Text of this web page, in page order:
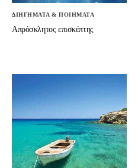
ΔΙΗΓΗΜΑΤΑ & ΠΟΙΗΜΑΤΑ
Απρόσκλητος επισκέπτης